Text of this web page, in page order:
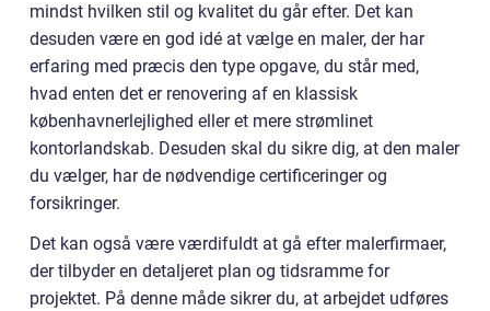
mindst hvilken stil og kvalitet du går efter. Det kan
desuden være en god idé at vælge en maler, der har
erfaring med præcis den type opgave, du står med,
hvad enten det er renovering af en klassisk
københavnerlejlighed eller et mere strømlinet
kontorlandskab. Desuden skal du sikre dig, at den maler
du vælger, har de nødvendige certificeringer og
forsikringer.
Det kan også være værdifuldt at gå efter malerfirmaer,
der tilbyder en detaljeret plan og tidsramme for
projektet. På denne måde sikrer du, at arbejdet udføres